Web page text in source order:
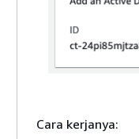
Cara kerjanya: